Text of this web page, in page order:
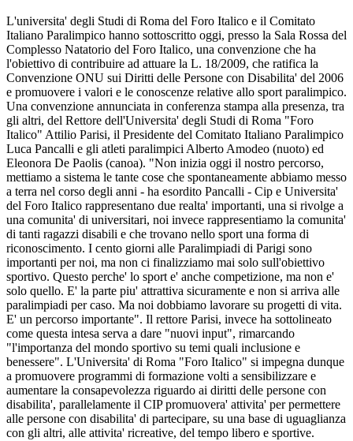
L'universita' degli Studi di Roma del Foro Italico e il Comitato
Italiano Paralimpico hanno sottoscritto oggi, presso la Sala Rossa del
Complesso Natatorio del Foro Italico, una convenzione che ha
l'obiettivo di contribuire ad attuare la L. 18/2009, che ratifica la
Convenzione ONU sui Diritti delle Persone con Disabilita' del 2006
e promuovere i valori e le conoscenze relative allo sport paralimpico.
Una convenzione annunciata in conferenza stampa alla presenza, tra
gli altri, del Rettore dell'Universita' degli Studi di Roma "Foro
Italico" Attilio Parisi, il Presidente del Comitato Italiano Paralimpico
Luca Pancalli e gli atleti paralimpici Alberto Amodeo (nuoto) ed
Eleonora De Paolis (canoa). "Non inizia oggi il nostro percorso,
mettiamo a sistema le tante cose che spontaneamente abbiamo messo
a terra nel corso degli anni - ha esordito Pancalli - Cip e Universita'
del Foro Italico rappresentano due realta' importanti, una si rivolge a
una comunita' di universitari, noi invece rappresentiamo la comunita'
di tanti ragazzi disabili e che trovano nello sport una forma di
riconoscimento. I cento giorni alle Paralimpiadi di Parigi sono
importanti per noi, ma non ci finalizziamo mai solo sull'obiettivo
sportivo. Questo perche' lo sport e' anche competizione, ma non e'
solo quello. E' la parte piu' attrattiva sicuramente e non si arriva alle
paralimpiadi per caso. Ma noi dobbiamo lavorare su progetti di vita.
E' un percorso importante". Il rettore Parisi, invece ha sottolineato
come questa intesa serva a dare "nuovi input", rimarcando
"l'importanza del mondo sportivo su temi quali inclusione e
benessere". L'Universita' di Roma "Foro Italico" si impegna dunque
a promuovere programmi di formazione volti a sensibilizzare e
aumentare la consapevolezza riguardo ai diritti delle persone con
disabilita', parallelamente il CIP promuovera' attivita' per permettere
alle persone con disabilita' di partecipare, su una base di uguaglianza
con gli altri, alle attivita' ricreative, del tempo libero e sportive.